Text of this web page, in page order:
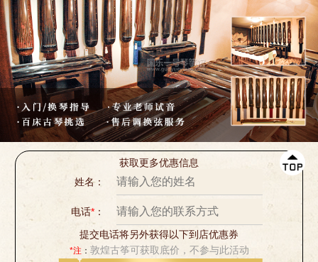
获取更多优惠信息
姓名：
电话*：
提交电话将另外获得以下到店优惠券
*注 ： 敦煌古筝可获取底价，不参与此活动